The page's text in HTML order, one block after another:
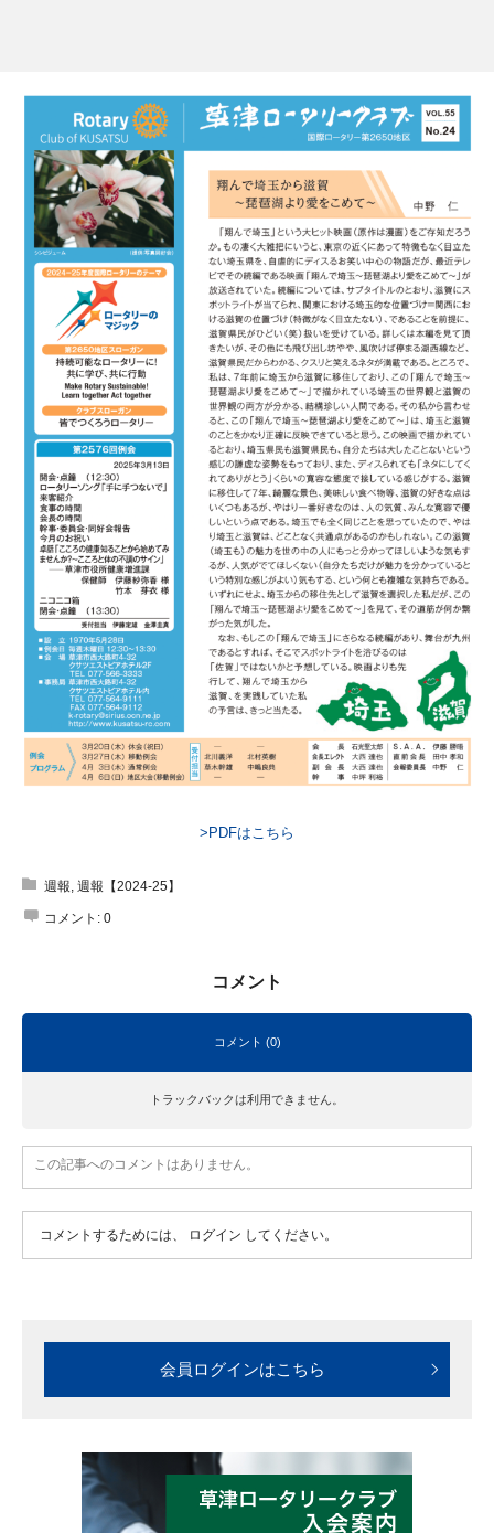
>PDFはこちら
週報, 週報【2024-25】
コメント: 0
コメント
コメント (0)
トラックバックは利用できません。
この記事へのコメントはありません。
コメントするためには、 ログイン してください。
会員ログインはこちら